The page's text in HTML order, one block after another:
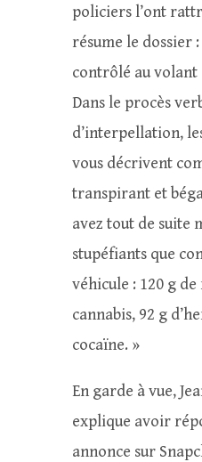
policiers l’ont
résume le dossier
contrôlé au volant
Dans le procès
d’interpellation,
vous décrivent
transpirant et
avez tout de suite
stupéfiants que
véhicule : 120 g de
cannabis, 92 g
cocaïne. »
En garde à vue,
explique avoir
annonce sur